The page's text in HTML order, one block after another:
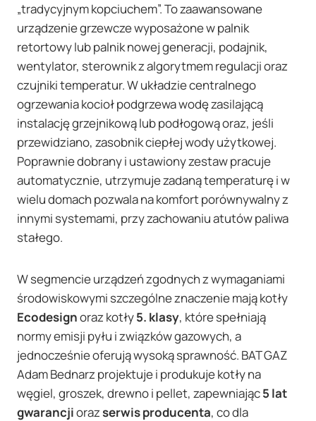
„tradycyjnym kopciuchem”. To zaawansowane
urządzenie grzewcze wyposażone w palnik
retortowy lub palnik nowej generacji, podajnik,
wentylator, sterownik z algorytmem regulacji oraz
czujniki temperatur. W układzie centralnego
ogrzewania kocioł podgrzewa wodę zasilającą
instalację grzejnikową lub podłogową oraz, jeśli
przewidziano, zasobnik ciepłej wody użytkowej.
Poprawnie dobrany i ustawiony zestaw pracuje
automatycznie, utrzymuje zadaną temperaturę i w
wielu domach pozwala na komfort porównywalny z
innymi systemami, przy zachowaniu atutów paliwa
stałego.
W segmencie urządzeń zgodnych z wymaganiami
środowiskowymi szczególne znaczenie mają kotły
Ecodesignoraz kotły5. klasy, które spełniają
normy emisji pyłu i związków gazowych, a
jednocześnie oferują wysoką sprawność. BAT GAZ
Adam Bednarz projektuje i produkuje kotły na
węgiel, groszek, drewno i pellet, zapewniając5 lat
gwarancjiorazserwis producenta, co dla